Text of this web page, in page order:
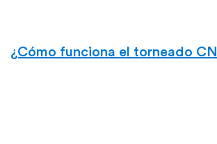
¿Cómo funciona el torneado